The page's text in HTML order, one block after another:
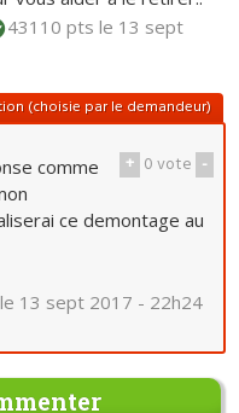
43110 ptsle 13 sept
(choisie par le demandeur)
+ 0vote -
comme
ce demontage au
le 13 sept 2017 - 22h24